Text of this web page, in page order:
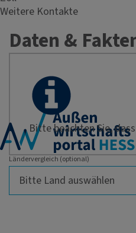
Weitere Kontakte
Daten &
Bitte beachten Sie,
Ländervergleich (optional)